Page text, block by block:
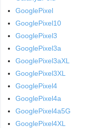
GooglePixel
GooglePixel10
GooglePixel3
GooglePixel3a
GooglePixel3aXL
GooglePixel3XL
GooglePixel4
GooglePixel4a
GooglePixel4a5G
GooglePixel4XL